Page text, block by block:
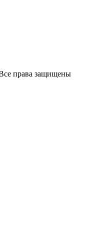
права защищены